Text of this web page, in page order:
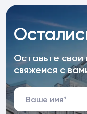
Оставьте
свяжемся с